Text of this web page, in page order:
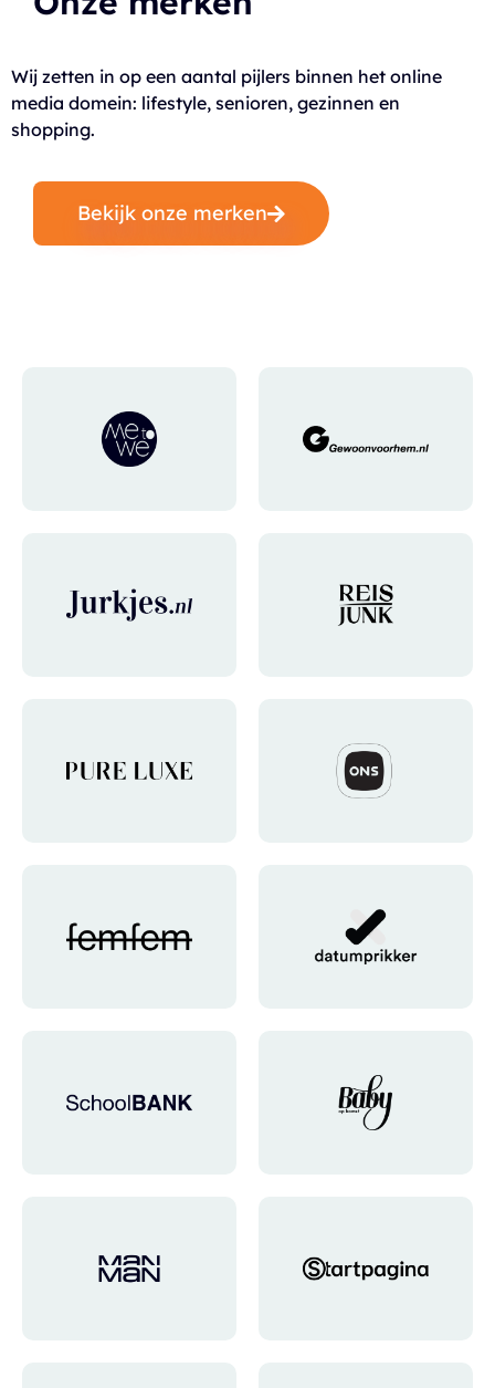
Wij zetten in op een aantal pijlers binnen het online
media domein: lifestyle, senioren, gezinnen en
shopping.
Bekijk onze merken